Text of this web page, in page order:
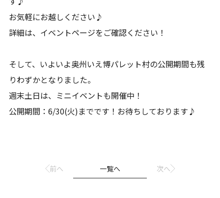
お気軽にお越しください♪
詳細は、イベントページをご確認ください！
そして、いよいよ奥州いえ博パレット村の公開期間も残
りわずかとなりました。
週末土日は、ミニイベントも開催中！
公開期間：6/30(火)までです！お待ちしております♪
前へ 一覧へ 次へ